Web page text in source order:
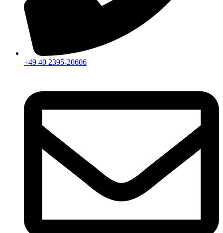
+49 40 2395-20606